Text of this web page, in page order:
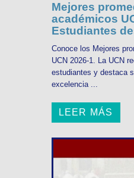
Mejores
académicos
Estudiantes
Conoce los Mejores
UCN 2026-1. La UCN
estudiantes y destaca
excelencia ...
LEER MÁS